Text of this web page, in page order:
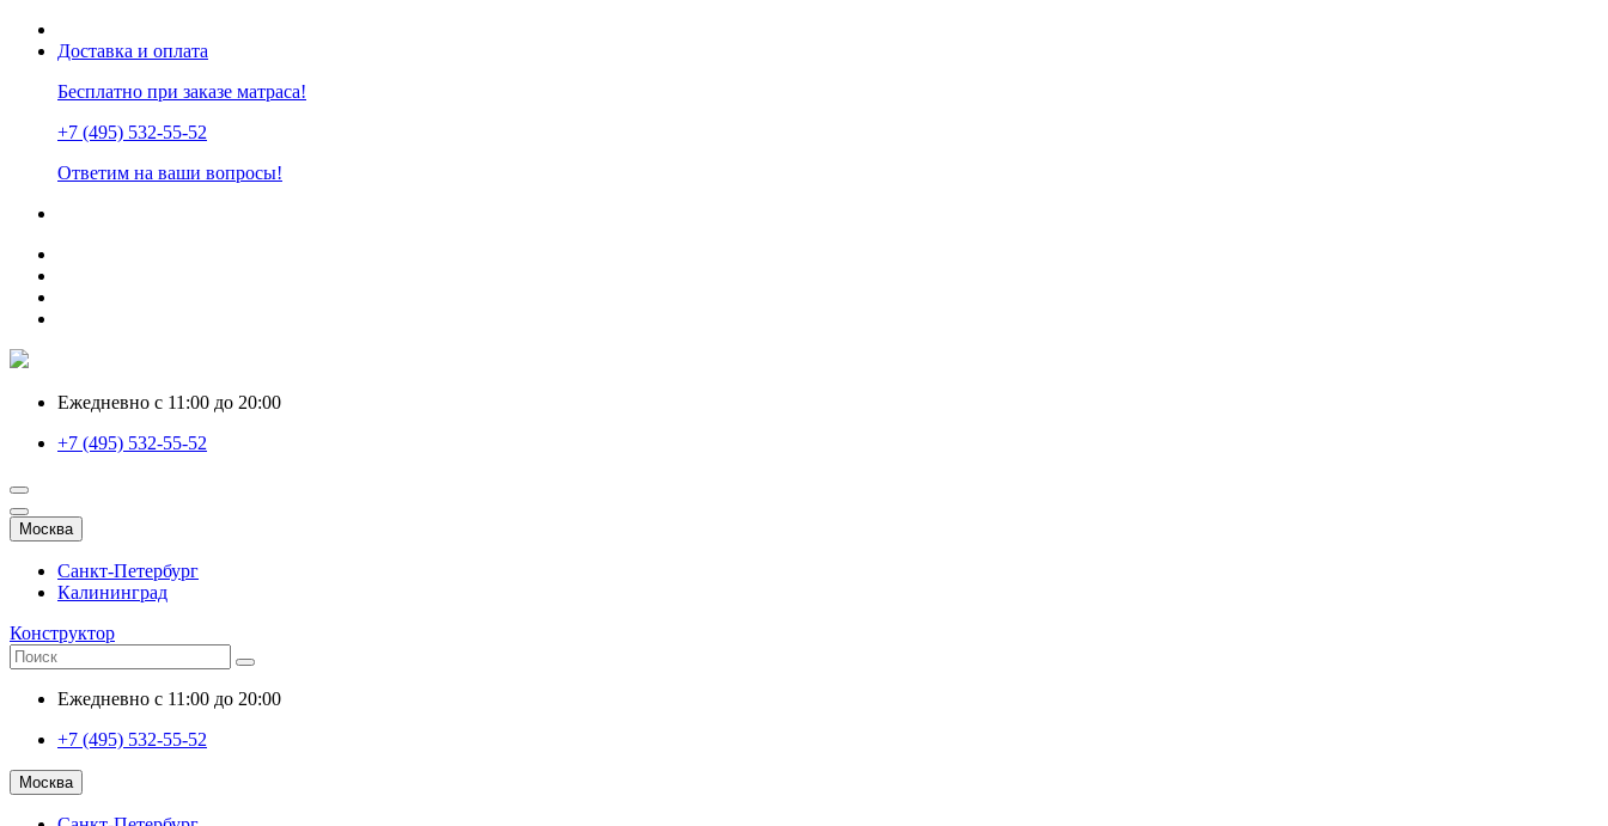
Доставка и оплата
Бесплатно при заказе матраса!
+7 (495) 532-55-52
Ответим на ваши вопросы!
Ежедневно с 11:00 до 20:00
+7 (495) 532-55-52
Москва
Санкт-Петербург
Калининград
Конструктор
Ежедневно с 11:00 до 20:00
+7 (495) 532-55-52
Москва